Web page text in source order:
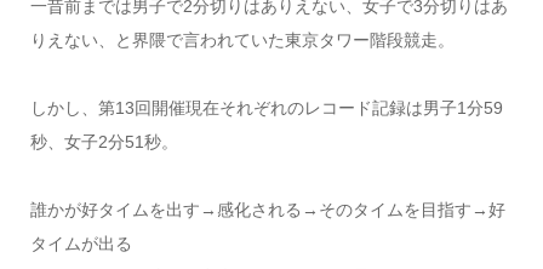
一昔前までは男子で2分切りはありえない、女子で3分切りはあ
りえない、と界隈で言われていた東京タワー階段競走。
しかし、第13回開催現在それぞれのレコード記録は男子1分59
秒、女子2分51秒。
誰かが好タイムを出す→感化される→そのタイムを目指す→好
タイムが出る